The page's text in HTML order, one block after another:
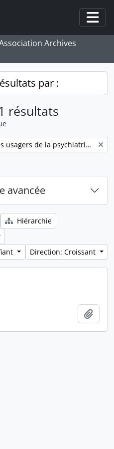
Archives
par :
résultats
Association pour les droits des usagers de la psychiatrie (ADUPSY)
avancée
Hiérarchie
Direction: Croissant